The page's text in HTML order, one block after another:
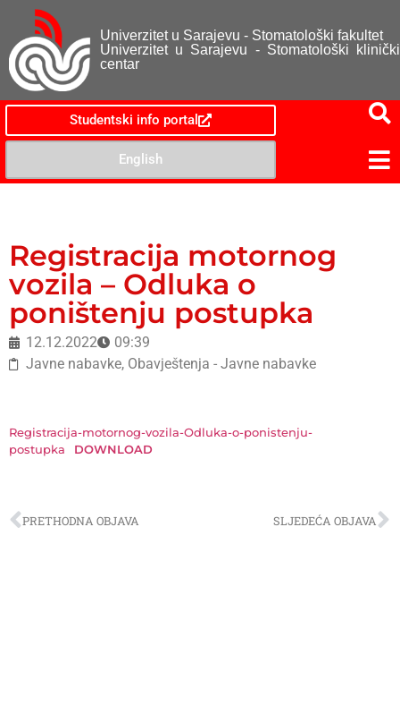
Univerzitet u Sarajevu - Stomatološki fakultet
Univerzitet u Sarajevu - Stomatološki klinički
centar
Studentski info portal
English
Registracija motornog
vozila – Odluka o
poništenju postupka
12.12.2022
09:39
Javne nabavke, Obavještenja - Javne nabavke
Registracija-motornog-vozila-Odluka-o-ponistenju-
postupka
DOWNLOAD
PRETHODNA OBJAVA SLJEDEĆA OBJAVA